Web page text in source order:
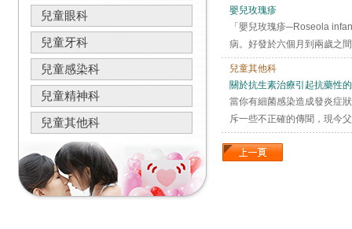
兒童眼科
兒童牙科
兒童感染科
兒童精神科
兒童其他科
嬰兒玫瑰疹
「嬰兒玫瑰疹─Roseola
病。好發於六個月到兩歲之
兒童其他科
關於抗生素治療引起抗藥性
當你有細菌感染造成發炎症
斥一些不正確的傳聞，現今